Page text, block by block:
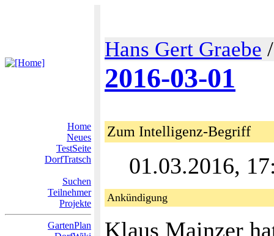
Hans Gert Graebe
2016-03-01
Home
Neues
TestSeite
DorfTratsch
Suchen
Teilnehmer
Projekte
GartenPlan
Zum Intelligenz-Begriff
01.03.2016,
Ankündigung
Klaus Mainzer